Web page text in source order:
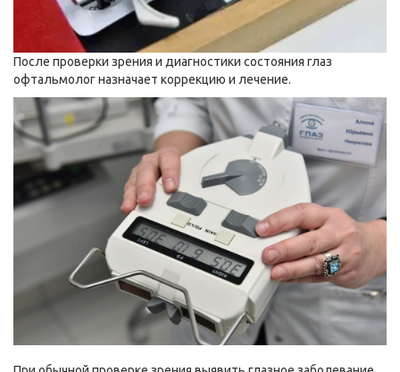
После проверки зрения и диагностики состояния глаз
офтальмолог назначает коррекцию и лечение.